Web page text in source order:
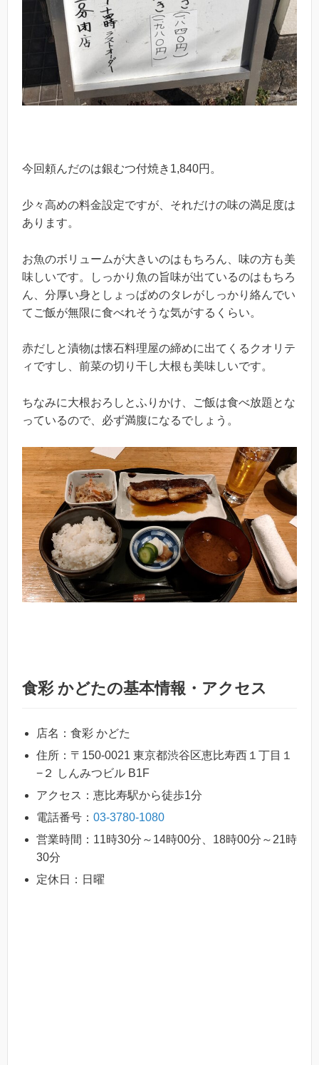
今回頼んだのは銀むつ付焼き1,840円。
少々高めの料金設定ですが、それだけの味の満足度は
あります。
お魚のボリュームが大きいのはもちろん、味の方も美
味しいです。しっかり魚の旨味が出ているのはもちろ
ん、分厚い身としょっぱめのタレがしっかり絡んでい
てご飯が無限に食べれそうな気がするくらい。
赤だしと漬物は懐石料理屋の締めに出てくるクオリテ
ィですし、前菜の切り干し大根も美味しいです。
ちなみに大根おろしとふりかけ、ご飯は食べ放題とな
っているので、必ず満腹になるでしょう。
食彩 かどたの基本情報・アクセス
店名：食彩 かどた
住所：〒150-0021 東京都渋谷区恵比寿西１丁目１
−２ しんみつビル B1F
アクセス：恵比寿駅から徒歩1分
電話番号： 03-3780-1080
営業時間：11時30分～14時00分、18時00分～21時
30分
定休日：日曜